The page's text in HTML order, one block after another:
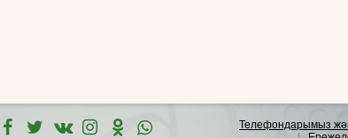
Телефондарымыз